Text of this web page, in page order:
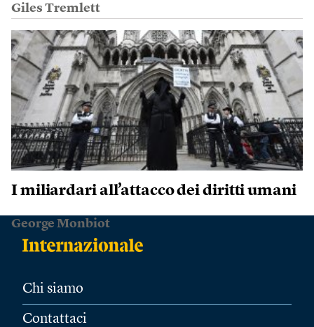
Giles Tremlett
I miliardari all’attacco dei diritti umani
George Monbiot
Chi siamo
Contattaci